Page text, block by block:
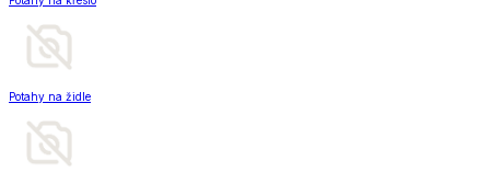
Potahy na židle